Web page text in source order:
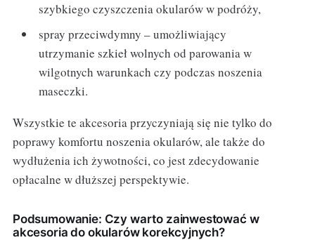
szybkiego czyszczenia okularów w podróży,
spray przeciwdymny – umożliwiający
utrzymanie szkieł wolnych od parowania w
wilgotnych warunkach czy podczas noszenia
maseczki.
Wszystkie te akcesoria przyczyniają się nie tylko do
poprawy komfortu noszenia okularów, ale także do
wydłużenia ich żywotności, co jest zdecydowanie
opłacalne w dłuższej perspektywie.
Podsumowanie: Czy warto zainwestować w
akcesoria do okularów korekcyjnych?